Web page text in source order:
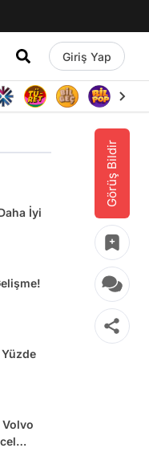
Giriş Yap
Görüş Bildir
İyi